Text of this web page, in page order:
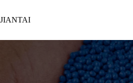
contenuto
JIANTAI